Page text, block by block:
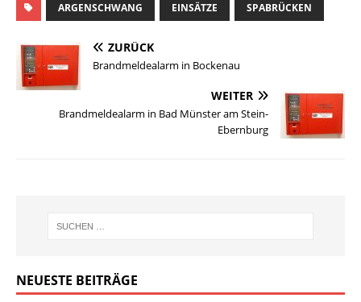
ARGENSCHWANG EINSÄTZE SPABRÜCKEN
ZURÜCK
Brandmeldealarm in Bockenau
WEITER
Brandmeldealarm in Bad Münster am Stein-
Ebernburg
NEUESTE BEITRÄGE